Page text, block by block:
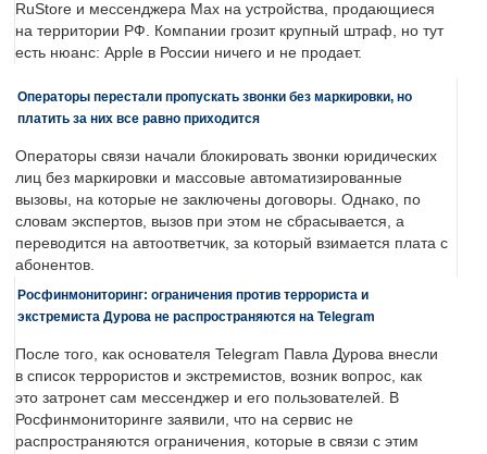
RuStore и мессенджера Max на устройства, продающиеся
на территории РФ. Компании грозит крупный штраф, но тут
есть нюанс: Apple в России ничего и не продает.
Операторы перестали пропускать звонки без маркировки, но
платить за них все равно приходится
Операторы связи начали блокировать звонки юридических
лиц без маркировки и массовые автоматизированные
вызовы, на которые не заключены договоры. Однако, по
словам экспертов, вызов при этом не сбрасывается, а
переводится на автоответчик, за который взимается плата с
абонентов.
Росфинмониторинг: ограничения против террориста и
экстремиста Дурова не распространяются на Telegram
После того, как основателя Telegram Павла Дурова внесли
в список террористов и экстремистов, возник вопрос, как
это затронет сам мессенджер и его пользователей. В
Росфинмониторинге заявили, что на сервис не
распространяются ограничения, которые в связи с этим